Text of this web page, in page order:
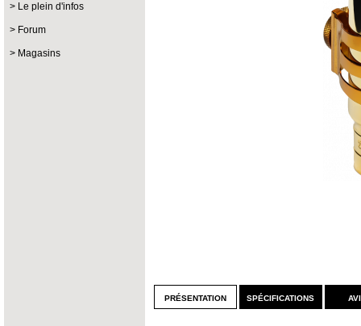
Le plein d'infos
Forum
Magasins
présentation spécifications